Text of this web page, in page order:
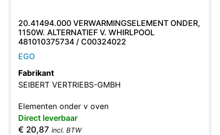
20.41494.000 VERWARMINGSELEMENT ONDER,
1150W. ALTERNATIEF V. WHIRLPOOL
481010375734 / C00324022
EGO
Fabrikant
SEIBERT VERTRIEBS-GMBH
Elementen onder v oven
Direct leverbaar
€ 20,87 incl. BTW